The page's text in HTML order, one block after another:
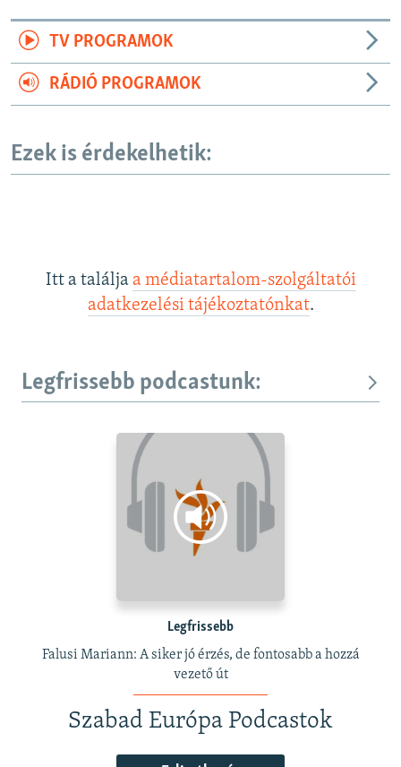
TV PROGRAMOK
RÁDIÓ PROGRAMOK
Ezek is érdekelhetik:
Itt a találja a médiatartalom-szolgáltatói
adatkezelési tájékoztatónkat.
Legfrissebb podcastunk:
Legfrissebb
Falusi Mariann: A siker jó érzés, de fontosabb a hozzá
vezető út
Szabad Európa Podcastok